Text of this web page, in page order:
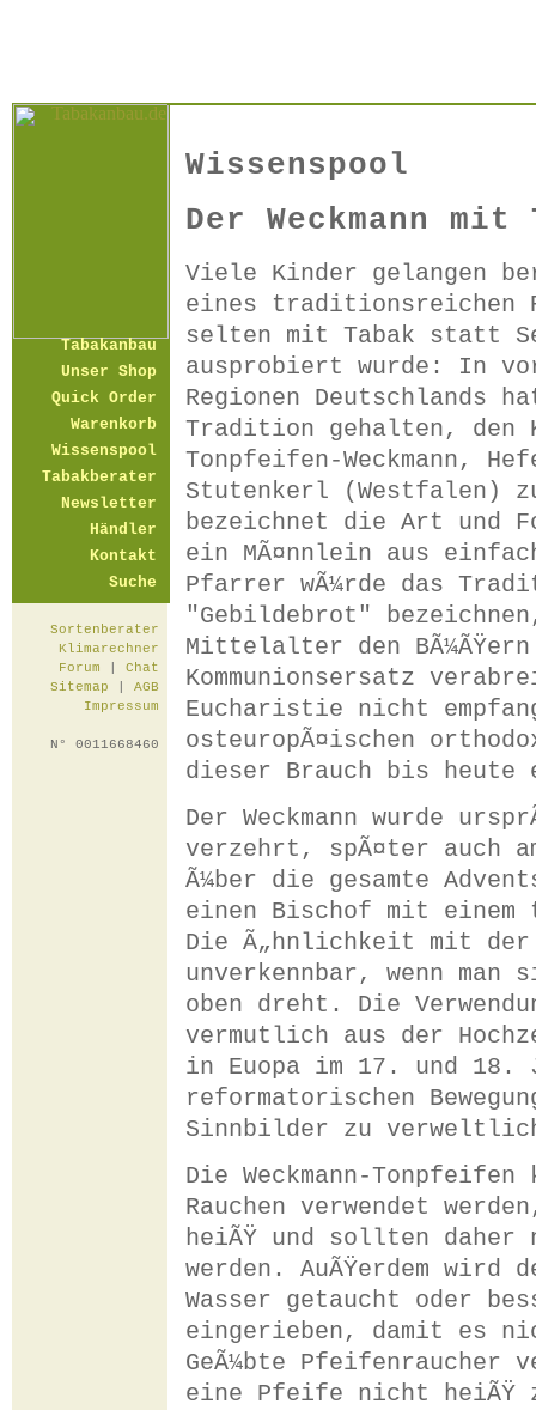
Tabakanbau
Unser Shop
Quick Order
Warenkorb
Wissenspool
Tabakberater
Newsletter
Händler
Kontakt
Suche
Sortenberater
Klimarechner
Forum
Chat
Sitemap
AGB
Impressum
N° 0011668460
Wissenspool
Der Weckmann
Viele Kinder gelangen
eines traditionsreichen
selten mit Tabak statt
ausprobiert wurde: In
Regionen Deutschlands
Tradition gehalten, den
Tonpfeifen-Weckmann,
Stutenkerl (Westfalen)
bezeichnet die Art und
ein MÃ¤nnlein aus
Pfarrer wÃ¼rde das
"Gebildebrot"
Mittelalter den
Kommunionsersatz
Eucharistie nicht
osteuropÃ¤ischen
dieser Brauch bis heute
Der Weckmann wurde
verzehrt, spÃ¤ter auch
Ã¼ber die gesamte
einen Bischof mit einem
Die Ã„hnlichkeit mit
unverkennbar, wenn
oben dreht. Die
vermutlich aus der
in Euopa im 17. und 18.
reformatorischen
Sinnbilder zu
Die Weckmann-
Rauchen verwendet
heiÃŸ und sollten daher
werden. AuÃŸerdem wird
Wasser getaucht oder
eingerieben, damit es
GeÃ¼bte Pfeifenraucher
eine Pfeife nicht heiÃŸ